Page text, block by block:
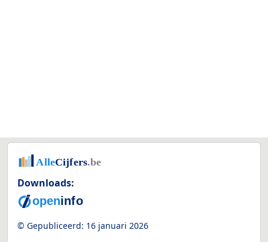
Downloads:
© Gepubliceerd: 16 januari 2026